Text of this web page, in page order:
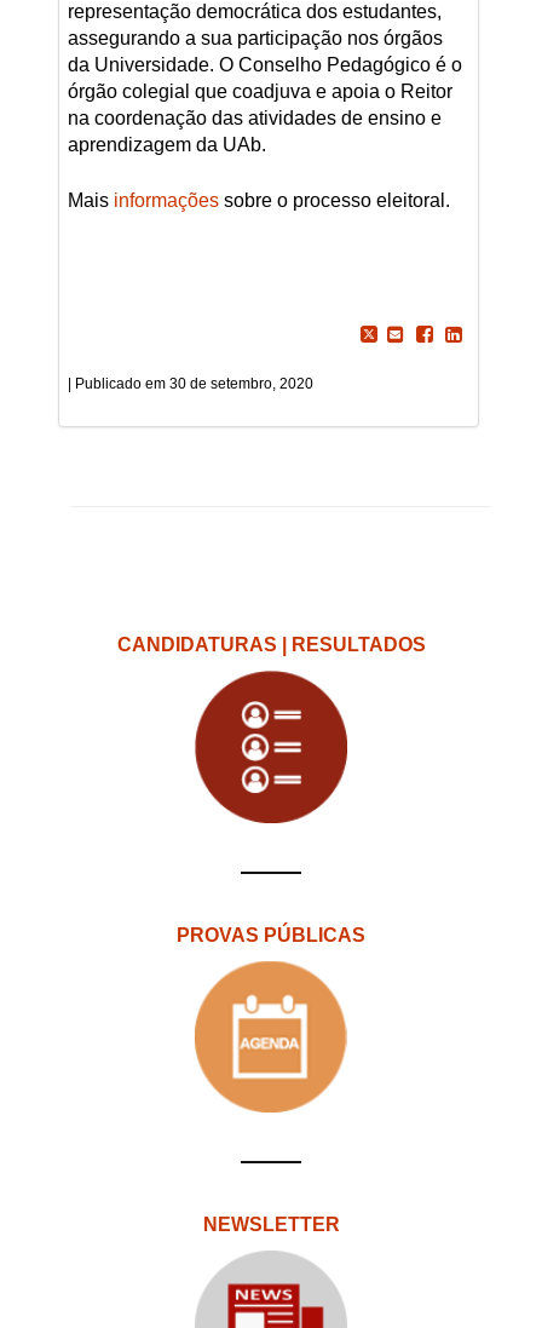
representação democrática dos estudantes,
assegurando a sua participação nos órgãos
da Universidade. O Conselho Pedagógico é o
órgão colegial que coadjuva e apoia o Reitor
na coordenação das atividades de ensino e
aprendizagem da UAb.
Mais informaçõessobre o processo eleitoral.
30 de setembro, 2020
CANDIDATURAS | RESULTADOS
PROVAS PÚBLICAS
NEWSLETTER